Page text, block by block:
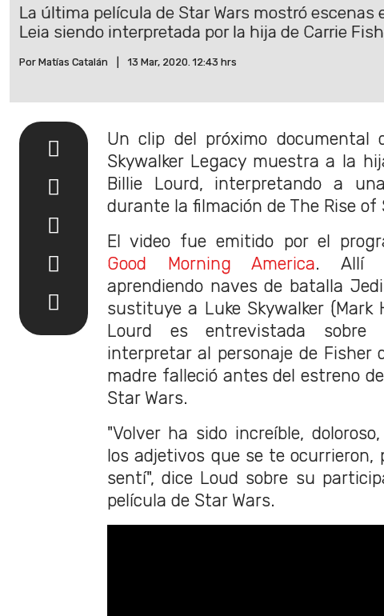
La última película de Star Wars mostró escenas
Leia siendo interpretada por la hija de Carrie
Por Matías Catalán 13 Mar, 2020. 12:43 hrs
Un clip del próximo documental
Skywalker Legacy muestra a la
Billie Lourd, interpretando a
durante la filmación de The Rise of
El video fue emitido por el
Good Morning America. Allí
aprendiendo naves de batalla
sustituye a Luke Skywalker (Mark
Lourd es entrevistada sobre
interpretar al personaje de Fisher
madre falleció antes del estreno
Star Wars.
"Volver ha sido increíble,
los adjetivos que se te ocurrieron,
sentí", dice Loud sobre su
película de Star Wars.